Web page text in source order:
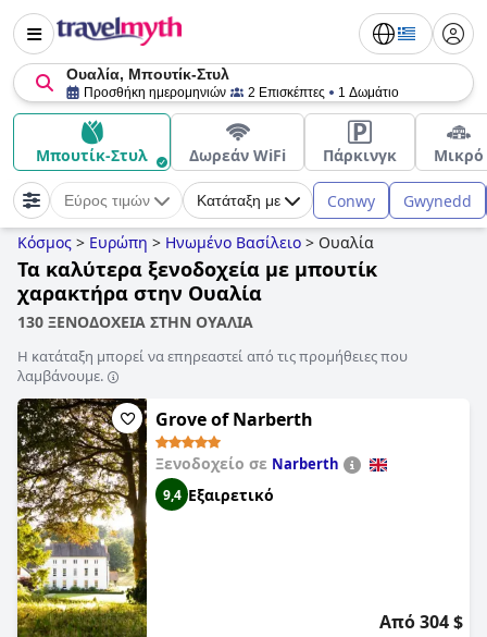
Ουαλία, Μπουτίκ-Στυλ
Προσθήκη ημερομηνιών 2 Επισκέπτες 1 Δωμάτιο
Μπουτίκ-Στυλ Δωρεάν WiFi Πάρκινγκ Μικρό
Εύρος τιμών Κατάταξη με Conwy Gwynedd
Κόσμος > Ευρώπη > Ηνωμένο Βασίλειο > Ουαλία
Τα καλύτερα ξενοδοχεία με μπουτίκ
χαρακτήρα στην Ουαλία
130 ΞΕΝΟΔΟΧΕΙΑ ΣΤΗΝ ΟΥΑΛΙΑ
Η κατάταξη μπορεί να επηρεαστεί από τις προμήθειες που
λαμβάνουμε.
Grove of Narberth
Ξενοδοχείο σε Narberth
9,4 Εξαιρετικό
Από 304 $